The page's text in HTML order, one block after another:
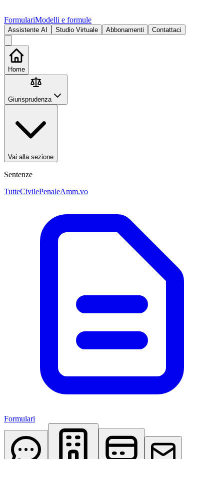
FormulariModelli e formule
Assistente AI Studio Virtuale Abbonamenti Contattaci
Home
Giurisprudenza
Vai alla sezione
Sentenze
TutteCivilePenaleAmm.vo
Formulari